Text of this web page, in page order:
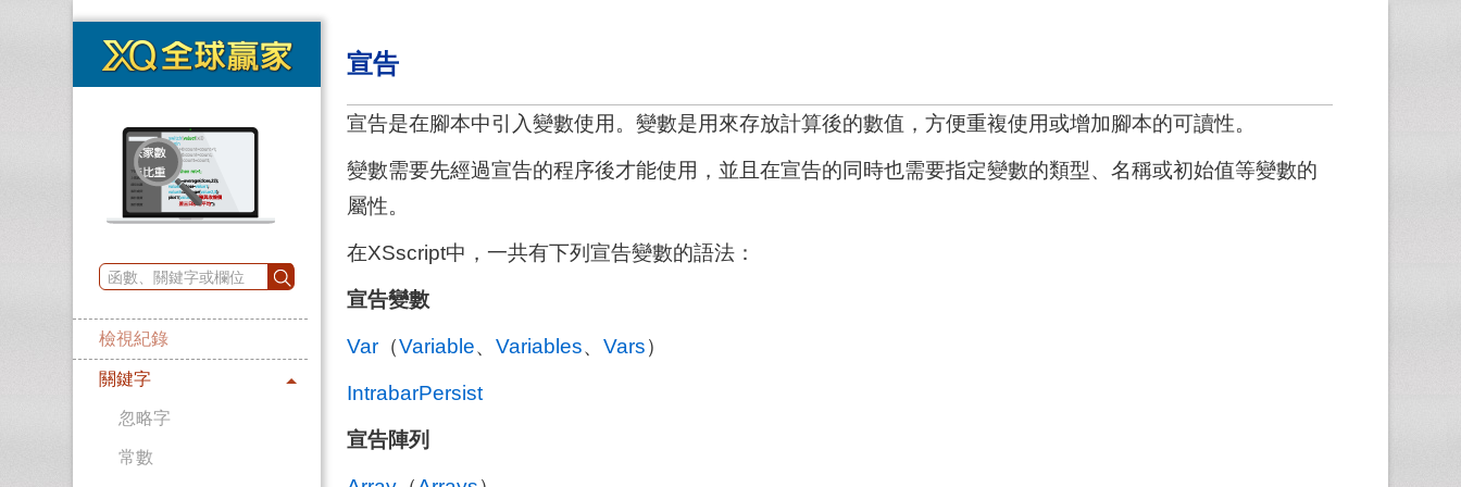
檢視紀錄
關鍵字
忽略字
常數
宣告
宣告是在腳本中引入變數使用。變數是用來存放計算後的數值，方便重複使用或增加腳本的可讀性。
變數需要先經過宣告的程序後才能使用，並且在宣告的同時也需要指定變數的類型、名稱或初始值等變數的
屬性。
在XSscript中，一共有下列宣告變數的語法：
宣告變數
Var （Variable、Variables、Vars）
IntrabarPersist
宣告陣列